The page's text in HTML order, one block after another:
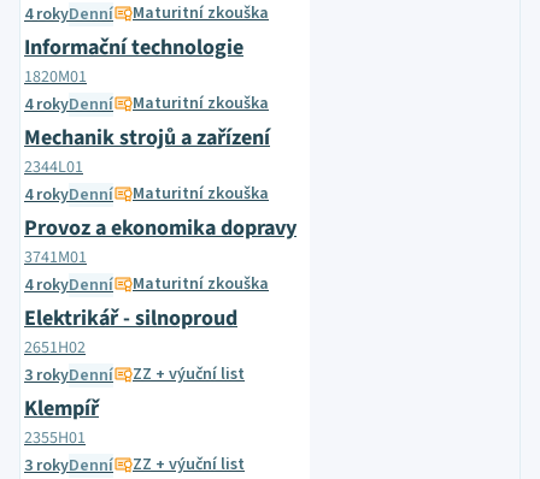
4 rokyDenní Maturitní zkouška
Informační technologie
1820M01
4 rokyDenní Maturitní zkouška
Mechanik strojů a zařízení
2344L01
4 rokyDenní Maturitní zkouška
Provoz a ekonomika dopravy
3741M01
4 rokyDenní Maturitní zkouška
Elektrikář - silnoproud
2651H02
3 rokyDenní ZZ + výuční list
Klempíř
2355H01
3 rokyDenní ZZ + výuční list